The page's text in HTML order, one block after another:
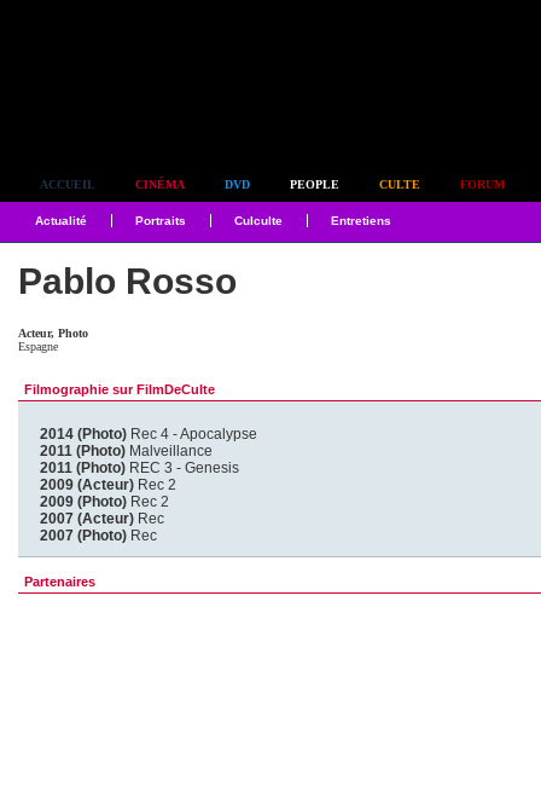
ACCUEIL CINÉMA DVD PEOPLE CULTE FORUM
Actualité Portraits Culculte Entretiens
Pablo Rosso
Acteur, Photo
Espagne
Filmographie sur FilmDeCulte
2014 (Photo) Rec 4 - Apocalypse
2011 (Photo) Malveillance
2011 (Photo) REC 3 - Genesis
2009 (Acteur) Rec 2
2009 (Photo) Rec 2
2007 (Acteur) Rec
2007 (Photo) Rec
Partenaires